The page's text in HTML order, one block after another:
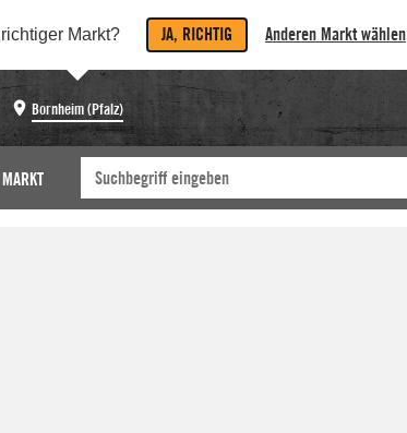
Markt? JA, RICHTIG Anderen Markt wählen
Bornheim (Pfalz)